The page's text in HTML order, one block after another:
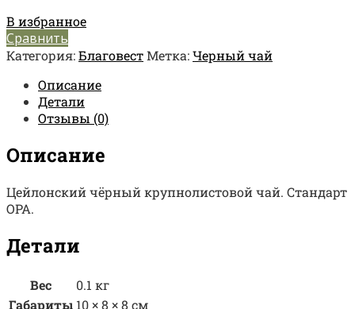
В избранное
Сравнить
Категория:БлаговестМетка:Черный чай
Описание
Детали
Отзывы (0)
Описание
Цейлонский чёрный крупнолистовой чай. Стандарт
OPA.
Детали
Вес
0.1 кг
Габариты 10 × 8 × 8 см